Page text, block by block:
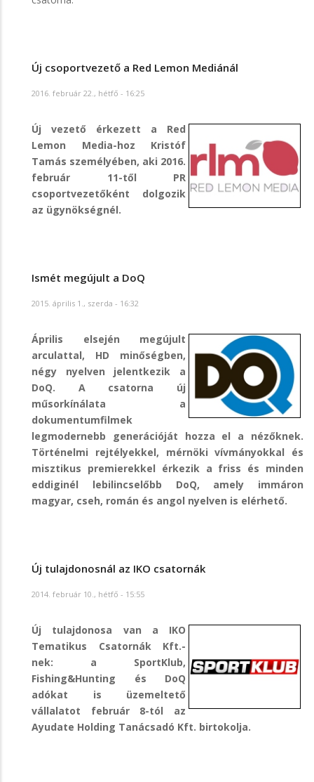
Új csoportvezető a Red Lemon Mediánál
2016. február 22., hétfő - 16:25
Új vezető érkezett a Red
Lemon Media-hoz Kristóf
Tamás személyében, aki 2016.
február 11-től PR
csoportvezetőként dolgozik
az ügynökségnél.
Ismét megújult a DoQ
2015. április 1., szerda - 16:32
Április elsején megújult
arculattal, HD minőségben,
négy nyelven jelentkezik a
DoQ. A csatorna új
műsorkínálata a
dokumentumfilmek
legmodernebb generációját hozza el a nézőknek.
Történelmi rejtélyekkel, mérnöki vívmányokkal és
misztikus premierekkel érkezik a friss és minden
eddiginél lebilincselőbb DoQ, amely immáron
magyar, cseh, román és angol nyelven is elérhető.
Új tulajdonosnál az IKO csatornák
2014. február 10., hétfő - 15:55
Új tulajdonosa van a IKO
Tematikus Csatornák Kft.-
nek: a SportKlub,
Fishing&Hunting és DoQ
adókat is üzemeltető
vállalatot február 8-tól az
Ayudate Holding Tanácsadó Kft. birtokolja.